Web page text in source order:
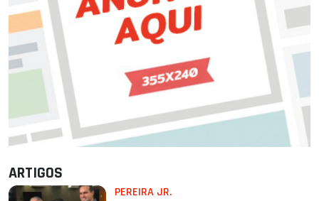
ARTIGOS
PEREIRA JR.